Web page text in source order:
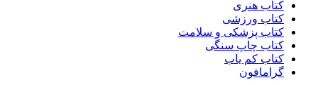
کتاب هنری
کتاب ورزشی
کتاب پزشکی و سلامت
کتاب چاپ سنگی
کتاب کم یاب
گرامافون